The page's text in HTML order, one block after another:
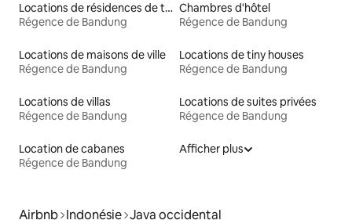
Locations de résidences de tourisme
Régence de Bandung
Chambres d'hôtel
Régence de Bandung
Locations de maisons de ville
Régence de Bandung
Locations de tiny houses
Régence de Bandung
Locations de villas
Régence de Bandung
Locations de suites privées
Régence de Bandung
Location de cabanes
Régence de Bandung
Afficher plus
Airbnb Indonésie Java occidental